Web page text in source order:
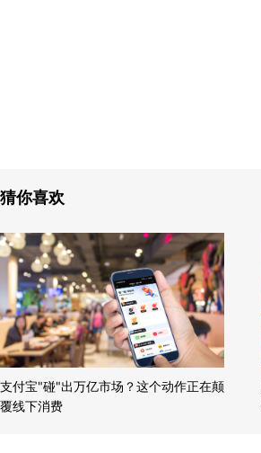
猜你喜欢
支付宝"碰"出万亿市场？这个动作正在颠
覆线下消费